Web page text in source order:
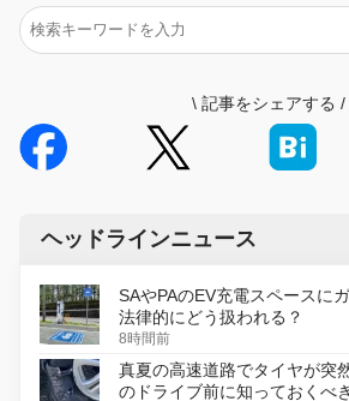
\ 記事をシェアする /
ヘッドラインニュース
SAやPAのEV充電スペースに
法律的にどう扱われる？
8時間前
真夏の高速道路でタイヤが突
のドライブ前に知っておくべ